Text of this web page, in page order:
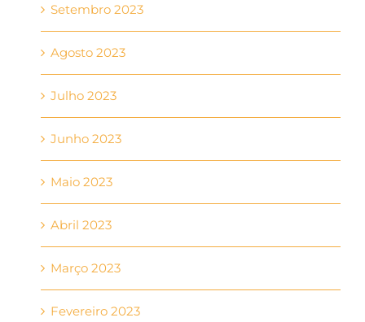
Setembro 2023
Agosto 2023
Julho 2023
Junho 2023
Maio 2023
Abril 2023
Março 2023
Fevereiro 2023